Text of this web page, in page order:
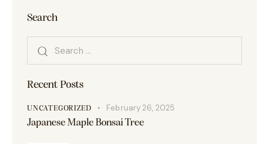
Search
Recent Posts
UNCATEGORIZED
February 26, 2025
Japanese Maple Bonsai Tree